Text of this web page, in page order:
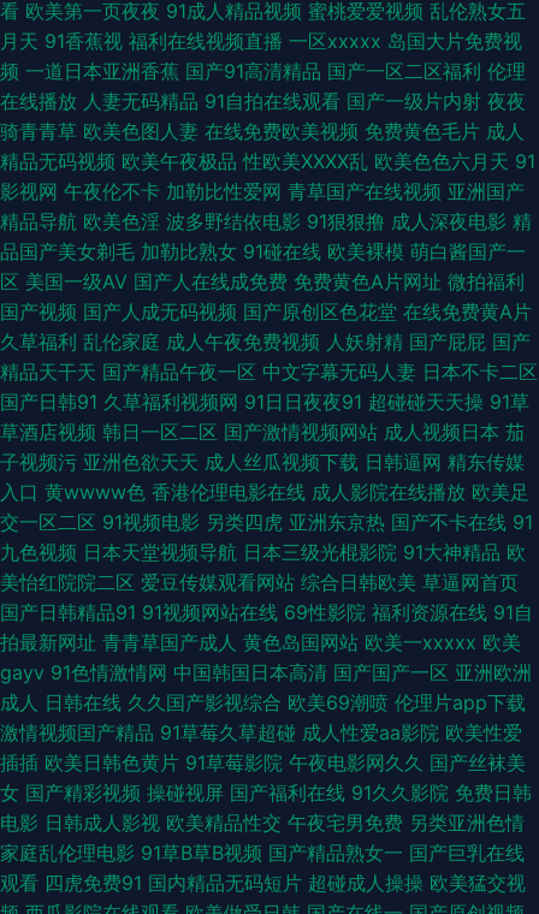
色图 伊人男人天堂 超碰在线公开 国产写真在线视频 欧美免费bb 日本成人不
卡 婷婷成人网导航 自慰喷涌一线天 A片大香蕉 黑丝免费91 久草最新地址 91
探花黑丝视频 超碰在线91站 国产午夜免费 精品一区日韩 欧美色图网址 亚洲
第一红杏视频 91青草视频网 变态另类第8页 国产成人东方AV 免费黄色影院
日本人操日本人 亚洲国产黄色网 91变态软件 99超碰美女 大香蕉伊人美色 国
产第页 麻豆传媒网站 青青草草网 午夜成人 91现看网站 AV线大香蕉 精东视
频久久 人妻人人骑 亚洲AU 91互操 91一区二区 99热在线观看 国产嫩草影院
久久 美女色色 天堂尤物在线视频 亚洲色图P 91视频综合区 www欧美日 福
利影院第二页 黄色爱片 欧美A网站 日本极品午夜剧场 91豆花解析 a片导行
国产99页 黄色视屏观看一区 日韩淫秽视频 亚洲老司机视 97好色网 福利在线
aa 久久国内精品 日韩成人网站} 亚洲色色电影网站 91黑丝美女自慰 aⅴ五月
亭 超碰最新网址 极品探花视频 欧美色网 深夜福利网站导航 亚洲九1 91午夜
在 超碰自拍网 韩日AV入 九一视频在看 美女精品 欧美下一篇28P 影音先锋三
级资源 国产99 极品美女被爆操 美国另类69 人人艹艹 五月天综合网 91理论
视频 抖阴成人免费观看 黄色视频网站链接 日韩色图导航 在线观看91站 ts伪
看 欧美第一页夜夜 91成人精品视频 蜜桃爱爱视频 乱伦熟女五
月天 91香蕉视 福利在线视频直播 一区xxxxx 岛国大片免费视
频 一道日本亚洲香蕉 国产91高清精品 国产一区二区福利 伦理
在线播放 人妻无码精品 91自拍在线观看 国产一级片内射 夜夜
骑青青草 欧美色图人妻 在线免费欧美视频 免费黄色毛片 成人
精品无码视频 欧美午夜极品 性欧美ⅩⅩⅩⅩ乱 欧美色色六月天 91
影视网 午夜伦不卡 加勒比性爱网 青草国产在线视频 亚洲国产
精品导航 欧美色淫 波多野结依电影 91狠狠撸 成人深夜电影 精
品国产美女剃毛 加勒比熟女 91碰在线 欧美裸模 萌白酱国产一
区 美国一级AV 国产人在线成免费 免费黄色A片网址 微拍福利
国产视频 国产人成无码视频 国产原创区色花堂 在线免费黄A片
久草福利 乱伦家庭 成人午夜免费视频 人妖射精 国产屁屁 国产
精品天干天 国产精品午夜一区 中文字幕无码人妻 日本不卡二区
国产日韩91 久草福利视频网 91日日夜夜91 超碰碰天天操 91草
草酒店视频 韩日一区二区 国产激情视频网站 成人视频日本 茄
子视频污 亚洲色欲天天 成人丝瓜视频下载 日韩逼网 精东传媒
入口 黄wwww色 香港伦理电影在线 成人影院在线播放 欧美足
交一区二区 91视频电影 另类四虎 亚洲东京热 国产不卡在线 91
九色视频 日本天堂视频导航 日本三级光棍影院 91大神精品 欧
美怡红院院二区 爱豆传媒观看网站 综合日韩欧美 草逼网首页
国产日韩精品91 91视频网站在线 69性影院 福利资源在线 91自
拍最新网址 青青草国产成人 黄色岛国网站 欧美一xxxxx 欧美
gayv 91色情激情网 中国韩国日本高清 国产国产一区 亚洲欧洲
成人 日韩在线 久久国产影视综合 欧美69潮喷 伦理片app下载
激情视频国产精品 91草莓久草超碰 成人性爱aa影院 欧美性爱
插插 欧美日韩色黄片 91草莓影院 午夜电影网久久 国产丝袜美
女 国产精彩视频 操碰视屏 国产福利在线 91久久影院 免费日韩
电影 日韩成人影视 欧美精品性交 午夜宅男免费 另类亚洲色情
家庭乱伦理电影 91草B草B视频 国产精品熟女一 国产巨乳在线
观看 四虎免费91 国内精品无码短片 超碰成人操操 欧美猛交视